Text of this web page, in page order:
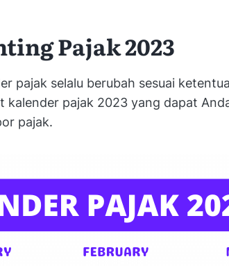
Pajak 2023
pajak selalu berubah sesuai
kalender pajak 2023 yang dapat
pajak.